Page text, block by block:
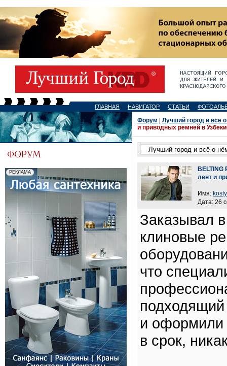
ГЛАВНАЯ НАВИГАТОР СТАТЬИ
Форум
Лучший город и всё
и приводных ремней в
лент и
Имя:
Дата: 26
Заказывал
клиновые
что
и оформили
в срок,